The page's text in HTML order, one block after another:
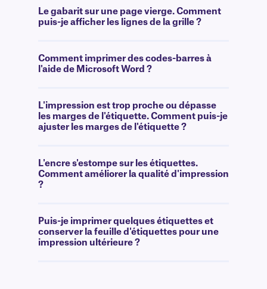
Le gabarit sur une page vierge. Comment
puis-je afficher les lignes de la grille ?
Comment imprimer des codes-barres à
l'aide de Microsoft Word ?
L'impression est trop proche ou dépasse
les marges de l'étiquette. Comment puis-je
ajuster les marges de l'étiquette ?
L'encre s'estompe sur les étiquettes.
Comment améliorer la qualité d'impression
?
Puis-je imprimer quelques étiquettes et
conserver la feuille d'étiquettes pour une
impression ultérieure ?